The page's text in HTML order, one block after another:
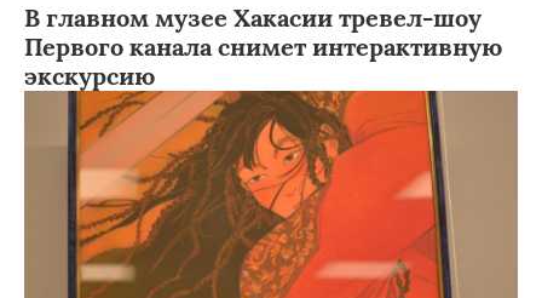
В главном музее Хакасии тревел-шоу
Первого канала снимет интерактивную
экскурсию